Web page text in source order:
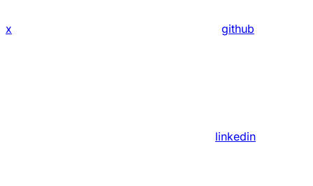
x github
linkedin